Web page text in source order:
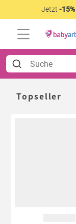
Jetzt -15%
Topseller